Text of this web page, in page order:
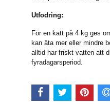
Utfodring:
För en katt på 4 kg ges
kan äta mer eller mindre
alltid har friskt vatten att
fyradagarsperiod.